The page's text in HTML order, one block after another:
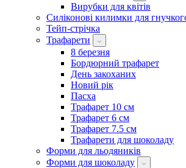
Вирубки для квітів
Силіконові килимки для
Тейп-стрічка
Трафарети
8 березня
Бордюрний трафарет
День закоханих
Новий рік
Пасха
Трафарет 10 см
Трафарет 6 см
Трафарет 7.5 см
Трафарети для шоколаду
Форми для льодяників
Форми для шоколаду